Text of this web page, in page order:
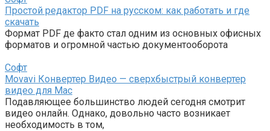
Простой редактор PDF на русском: как работать и где
скачать
Формат PDF де факто стал одним из основных офисных
форматов и огромной частью документооборота
Софт
Movavi Конвертер Видео — сверхбыстрый конвертер
видео для Mac
Подавляющее большинство людей сегодня смотрит
видео онлайн. Однако, довольно часто возникает
необходимость в том,